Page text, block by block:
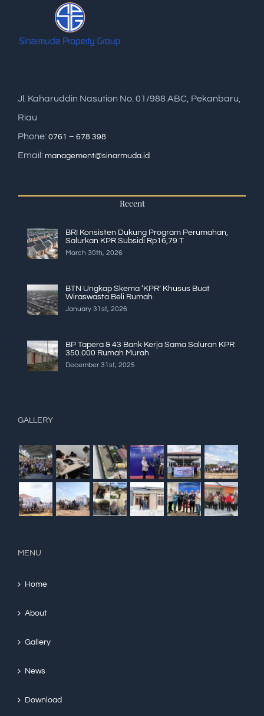
BRI Konsisten Dukung Program Perumahan,
Salurkan KPR Subsidi Rp16,79 T
BTN Ungkap Skema ‘KPR’ Khusus Buat
Wiraswasta Beli Rumah
BP Tapera & 43 Bank Kerja Sama Saluran KPR
350.000 Rumah Murah